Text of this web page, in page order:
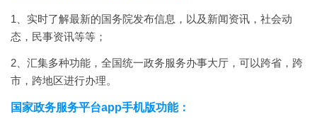
1、实时了解最新的国务院发布信息，以及新闻资讯，社会动
态，民事资讯等等；
2、汇集多种功能，全国统一政务服务办事大厅，可以跨省，跨
市，跨地区进行办理。
国家政务服务平台app手机版功能：